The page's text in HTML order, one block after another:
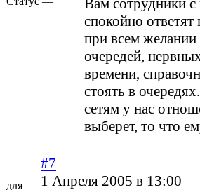
Вам сотрудники
спокойно
при всем желании
очередей,
времени,
стоять в
сетям у нас
выберет, то что
для
#7
1 Апреля 2005 в 13:00